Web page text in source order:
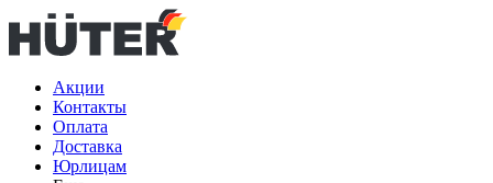
Акции
Контакты
Оплата
Доставка
Юрлицам